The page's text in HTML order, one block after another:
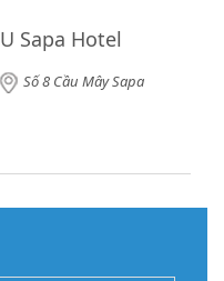
U Sapa Hotel
Số 8 Cầu Mây Sapa